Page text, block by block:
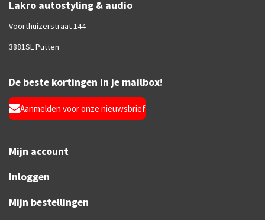
Lakro autostyling & audio
Voorthuizerstraat 144
3881SL Putten
De beste kortingen in je mailbox!
Aanmelden voor onze nieuwsbrief
Mijn account
Inloggen
Mijn bestellingen